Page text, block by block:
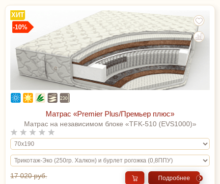
ХИТ
-10%
Матрас «Premier Plus/Премьер плюс»
Матрас на независимом блоке «TFK-510 (EVS1000)»
17 020 руб.
Подробнее